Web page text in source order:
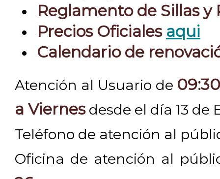
Reglamento de Sillas y
Precios Oficiales aqui
Calendario de
Atención al Usuario de
a Viernesdesde el día 13 de
Teléfono de atención al
Oficina de atención al